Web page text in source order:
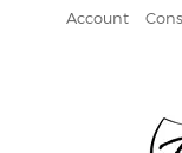
Account